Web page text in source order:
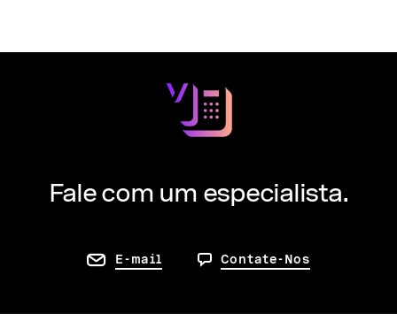
Fale com um especialista.
E-mail Contate-Nos